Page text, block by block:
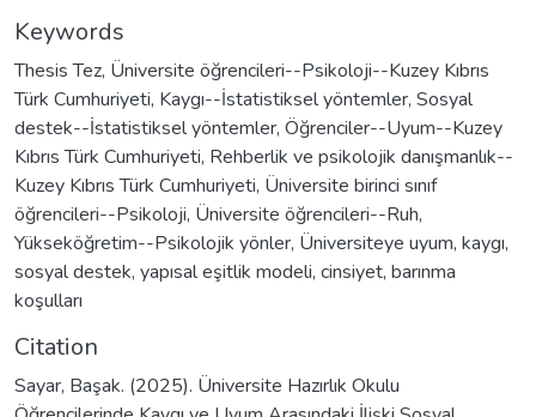
Keywords
Thesis Tez, Üniversite öğrencileri--Psikoloji--Kuzey Kıbrıs
Türk Cumhuriyeti, Kaygı--İstatistiksel yöntemler, Sosyal
destek--İstatistiksel yöntemler, Öğrenciler--Uyum--Kuzey
Kıbrıs Türk Cumhuriyeti, Rehberlik ve psikolojik danışmanlık--
Kuzey Kıbrıs Türk Cumhuriyeti, Üniversite birinci sınıf
öğrencileri--Psikoloji, Üniversite öğrencileri--Ruh,
Yükseköğretim--Psikolojik yönler, Üniversiteye uyum, kaygı,
sosyal destek, yapısal eşitlik modeli, cinsiyet, barınma
koşulları
Citation
Sayar, Başak. (2025). Üniversite Hazırlık Okulu